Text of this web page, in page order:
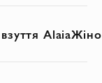
Alaia